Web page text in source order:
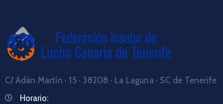
C/ Adán Martín · 15 · 38208 · La Laguna · SC de Tenerife
Horario: